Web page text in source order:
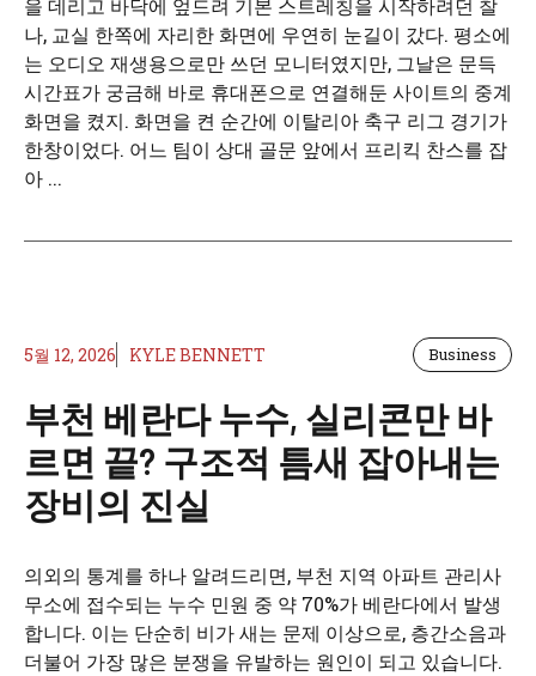
을 데리고 바닥에 엎드려 기본 스트레칭을 시작하려던 찰
나, 교실 한쪽에 자리한 화면에 우연히 눈길이 갔다. 평소에
는 오디오 재생용으로만 쓰던 모니터였지만, 그날은 문득
시간표가 궁금해 바로 휴대폰으로 연결해둔 사이트의 중계
화면을 켰지. 화면을 켠 순간에 이탈리아 축구 리그 경기가
한창이었다. 어느 팀이 상대 골문 앞에서 프리킥 찬스를 잡
아 ...
5월 12, 2026 KYLE BENNETT Business
부천 베란다 누수, 실리콘만 바
르면 끝? 구조적 틈새 잡아내는
장비의 진실
의외의 통계를 하나 알려드리면, 부천 지역 아파트 관리사
무소에 접수되는 누수 민원 중 약 70%가 베란다에서 발생
합니다. 이는 단순히 비가 새는 문제 이상으로, 층간소음과
더불어 가장 많은 분쟁을 유발하는 원인이 되고 있습니다.